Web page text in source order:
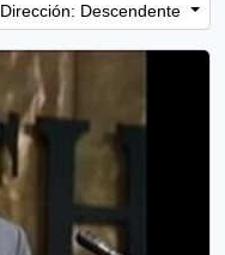
Dirección: Descendente